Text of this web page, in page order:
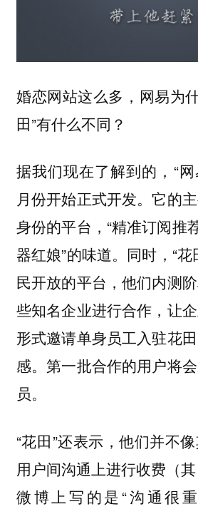
婚恋网站这么多，网易为
田”有什么不同？
据我们现在了解到的，“
月份开始正式开发。它的
身份的平台，“精准订阅推
器红娘”的味道。同时，“
民开放的平台，他们内测
些知名企业进行合作，让
形式邀请单身员工入驻花
感。第一批合作的用户将
员。
“花田”还表示，他们并不
用户间沟通上进行收费（其
微博上写的是“沟通很